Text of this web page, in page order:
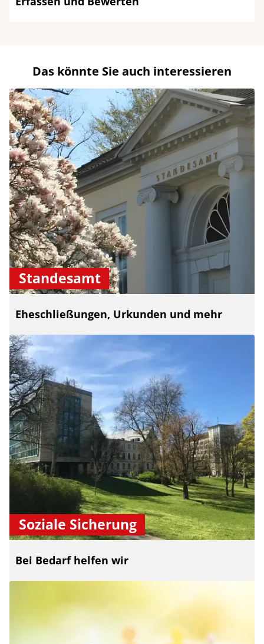
Das könnte Sie auch interessieren
Standesamt
Eheschließungen, Urkunden und mehr
Soziale Sicherung
Bei Bedarf helfen wir